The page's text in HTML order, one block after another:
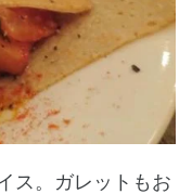
ス。ガレットもお